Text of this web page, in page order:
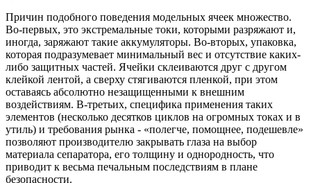
Причин подобного поведения модельных ячеек множество.
Во-первых, это экстремальные токи, которыми разряжают и,
иногда, заряжают такие аккумуляторы. Во-вторых, упаковка,
которая подразумевает минимальный вес и отсутствие каких-
либо защитных частей. Ячейки склеиваются друг с другом
клейкой лентой, а сверху стягиваются пленкой, при этом
оставаясь абсолютно незащищенными к внешним
воздействиям. В-третьих, специфика применения таких
элементов (несколько десятков циклов на огромных токах и в
утиль) и требования рынка - «полегче, помощнее, подешевле»
позволяют производителю закрывать глаза на выбор
материала сепаратора, его толщину и однородность, что
приводит к весьма печальным последствиям в плане
безопасности.